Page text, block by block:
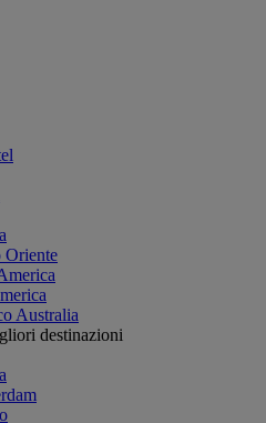
Oriente
Australia
destinazioni